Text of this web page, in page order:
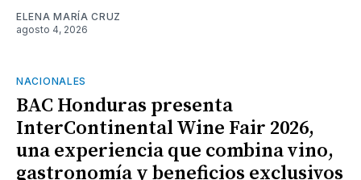
ELENA MARÍA CRUZ
agosto 4, 2026
NACIONALES
BAC Honduras presenta
InterContinental Wine Fair 2026,
una experiencia que combina vino,
gastronomía y beneficios exclusivos